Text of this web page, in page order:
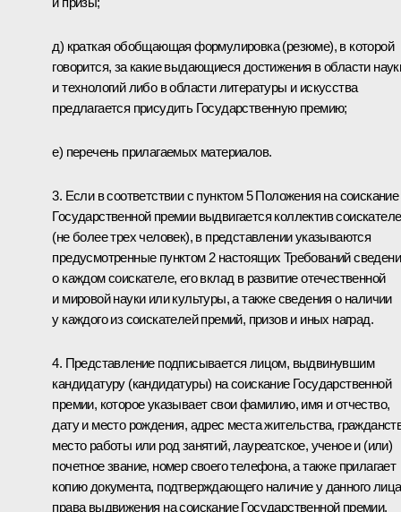
д) краткая обобщающая формулировка (резюме), в которой
говорится, за какие выдающиеся достижения в области
и технологий либо в области литературы и искусства
предлагается присудить Государственную премию;
е) перечень прилагаемых материалов.
3. Если в соответствии с пунктом 5 Положения на соискание
Государственной премии выдвигается коллектив
(не более трех человек), в представлении указываются
предусмотренные пунктом 2 настоящих Требований
о каждом соискателе, его вклад в развитие отечественной
и мировой науки или культуры, а также сведения о наличии
у каждого из соискателей премий, призов и иных наград.
4. Представление подписывается лицом, выдвинувшим
кандидатуру (кандидатуры) на соискание Государственной
премии, которое указывает свои фамилию, имя и отчество,
дату и место рождения, адрес места жительства,
место работы или род занятий, лауреатское, ученое и (или)
почетное звание, номер своего телефона, а также прилагает
копию документа, подтверждающего наличие у данного лица
права выдвижения на соискание Государственной премии.